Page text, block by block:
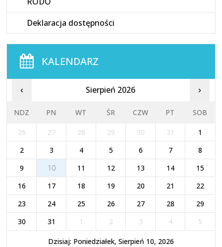
Deklaracja dostępności
KALENDARZ
‹ Sierpień 2026 ›
NDZ PN WT ŚR CZW PT SOB
26 27 28 29 30 31
1
2
3 4 5 6 7
8
9
10 11 12 13 14
15
16
17 18 19 20 21
22
23
24 25 26 27 28
29
30
31 1 2 3 4 5
Dzisiaj: Poniedziałek, Sierpień 10, 2026